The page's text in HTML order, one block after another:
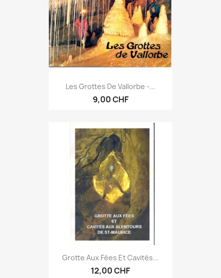
Les Grottes De Vallorbe -...
9,00 CHF
Grotte Aux Fées Et Cavités...
12,00 CHF